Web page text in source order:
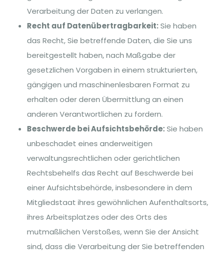
Verarbeitung der Daten zu verlangen.
Recht auf Datenübertragbarkeit:Sie haben
das Recht, Sie betreffende Daten, die Sie uns
bereitgestellt haben, nach Maßgabe der
gesetzlichen Vorgaben in einem strukturierten,
gängigen und maschinenlesbaren Format zu
erhalten oder deren Übermittlung an einen
anderen Verantwortlichen zu fordern.
Beschwerde bei Aufsichtsbehörde:Sie haben
unbeschadet eines anderweitigen
verwaltungsrechtlichen oder gerichtlichen
Rechtsbehelfs das Recht auf Beschwerde bei
einer Aufsichtsbehörde, insbesondere in dem
Mitgliedstaat ihres gewöhnlichen Aufenthaltsorts,
ihres Arbeitsplatzes oder des Orts des
mutmaßlichen Verstoßes, wenn Sie der Ansicht
sind, dass die Verarbeitung der Sie betreffenden